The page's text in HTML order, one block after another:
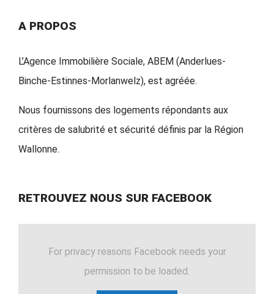
A PROPOS
L’Agence Immobilière Sociale, ABEM (Anderlues-
Binche-Estinnes-Morlanwelz), est agréée.
Nous fournissons des logements répondants aux
critères de salubrité et sécurité définis par la Région
Wallonne.
RETROUVEZ NOUS SUR FACEBOOK
For privacy reasons Facebook needs your
permission to be loaded.